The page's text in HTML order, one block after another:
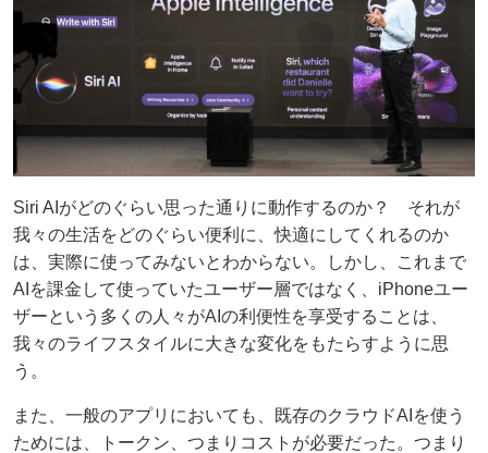
Siri AIがどのぐらい思った通りに動作するのか？ それが
我々の生活をどのぐらい便利に、快適にしてくれるのか
は、実際に使ってみないとわからない。しかし、これまで
AIを課金して使っていたユーザー層ではなく、iPhoneユー
ザーという多くの人々がAIの利便性を享受することは、
我々のライフスタイルに大きな変化をもたらすように思
う。
また、一般のアプリにおいても、既存のクラウドAIを使う
ためには、トークン、つまりコストが必要だった。つまり